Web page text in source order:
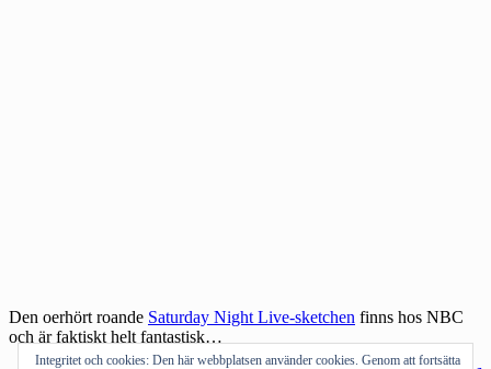
Den oerhört roande Saturday Night Live-sketchen finns hos NBC
och är faktiskt helt fantastisk…
Integritet och cookies: Den här webbplatsen använder cookies. Genom att fortsätta